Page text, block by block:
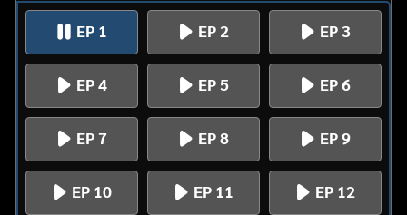
EP 1 EP 2 EP 3
EP 4 EP 5 EP 6
EP 7 EP 8 EP 9
EP 10 EP 11 EP 12